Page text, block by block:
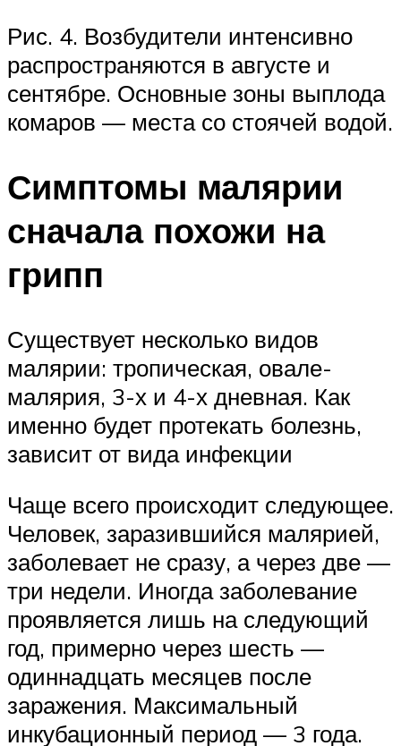
Рис. 4. Возбудители интенсивно
распространяются в августе и
сентябре. Основные зоны выплода
комаров — места со стоячей водой.
Симптомы малярии
сначала похожи на
грипп
Существует несколько видов
малярии: тропическая, овале-
малярия, 3-х и 4-х дневная. Как
именно будет протекать болезнь,
зависит от вида инфекции
Чаще всего происходит следующее.
Человек, заразившийся малярией,
заболевает не сразу, а через две —
три недели. Иногда заболевание
проявляется лишь на следующий
год, примерно через шесть —
одиннадцать месяцев после
заражения. Максимальный
инкубационный период — 3 года.